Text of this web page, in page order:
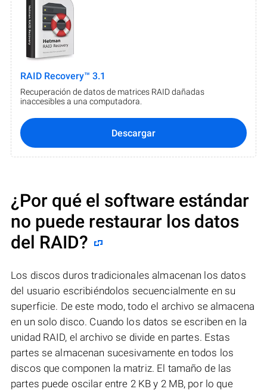
RAID Recovery™ 3.1
Recuperación de datos de matrices RAID dañadas
inaccesibles a una computadora.
Descargar
¿Por qué el software estándar
no puede restaurar los datos
del RAID?
Los discos duros tradicionales almacenan los datos
del usuario escribiéndolos secuencialmente en su
superficie. De este modo, todo el archivo se almacena
en un solo disco. Cuando los datos se escriben en la
unidad RAID, el archivo se divide en partes. Estas
partes se almacenan sucesivamente en todos los
discos que componen la matriz. El tamaño de las
partes puede oscilar entre 2 KB y 2 MB, por lo que